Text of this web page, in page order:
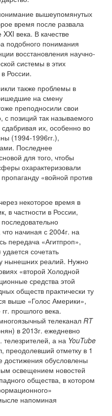
вышеупомянутых
время после развала
века. В качестве
подобного понимания
восстановления научно-
системы в этих
России.
также проблемы в
на смену
преподносили свои
позиций так называемого
их, особенно во
(1994-1996гг.),
Последнее
для того, чтобы
охарактеризовали
«войной против
некоторое время в
в частности в России,
начиная с 2004г. на
передача «Агитпроп»,
сочетать
нынешних реалий. Нужно
«второй Холодной
средства этой
обществ практически ту
выше «Голос Америки»,
прошлого века.
телеканал RT
в 2013г. ежедневно
а на YouTube
преодолевший отметку в 1
обусловлены
освещением новостей
общества, в котором
напоминая